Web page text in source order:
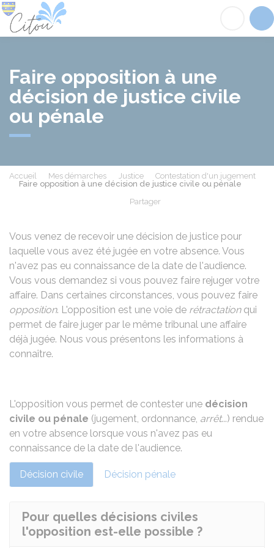
Faire opposition à une
décision de justice civile
ou pénale
Accueil Mes démarches Justice
Contestation d'un jugement
Faire opposition à une décision de justice civile ou pénale
Partager
Vous venez de recevoir une décision de justice pour
laquelle vous avez été jugée en votre absence. Vous
n'avez pas eu connaissance de la date de l'audience.
Vous vous demandez si vous pouvez faire rejuger votre
affaire. Dans certaines circonstances, vous pouvez faire
opposition. L'opposition est une voie de rétractationqui
permet de faire juger par le même tribunal une affaire
déjà jugée. Nous vous présentons les informations à
connaître.
L'opposition vous permet de contester une décision
civile ou pénale (jugement, ordonnance, arrêt...) rendue
en votre absence lorsque vous n'avez pas eu
connaissance de la date de l'audience.
Décision civile Décision pénale
Pour quelles décisions civiles
l'opposition est-elle possible ?